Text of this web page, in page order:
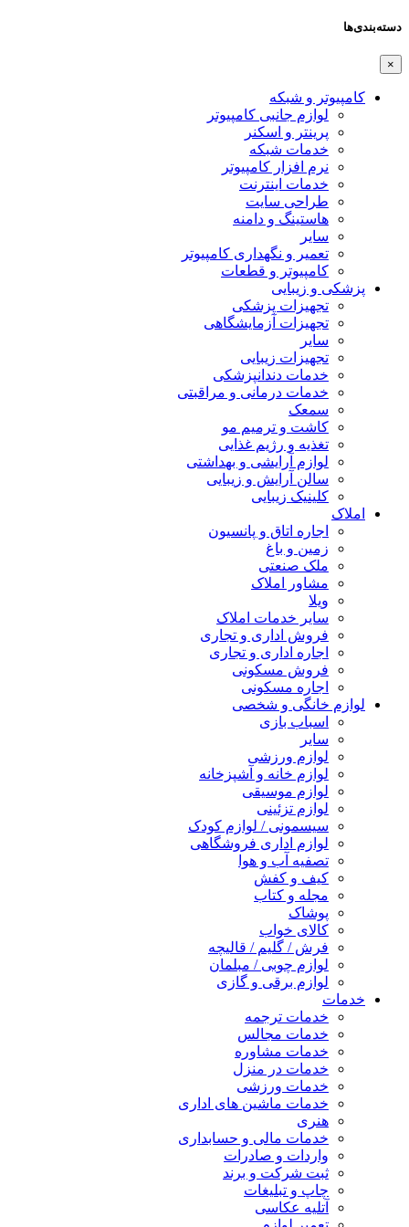
دسته‌بندی‌ها
×
کامپیوتر و شبکه
لوازم جانبی کامپیوتر
پرینتر و اسکنر
خدمات شبکه
نرم افزار کامپیوتر
خدمات اینترنت
طراحی سایت
هاستینگ و دامنه
سایر
تعمیر و نگهداری کامپیوتر
کامپیوتر و قطعات
پزشکی و زیبایی
تجهیزات پزشکی
تجهیزات آزمایشگاهی
سایر
تجهیزات زیبایی
خدمات دندانپزشکی
خدمات درمانی و مراقبتی
سمعک
کاشت و ترمیم مو
تغذیه و رژیم غذایی
لوازم آرایشی و بهداشتی
سالن آرایش و زیبایی
کلینیک زیبایی
املاک
اجاره اتاق و پانسیون
زمین و باغ
ملک صنعتی
مشاور املاک
ویلا
سایر خدمات املاک
فروش اداری و تجاری
اجاره اداری و تجاری
فروش مسکونی
اجاره مسکونی
لوازم خانگی و شخصی
اسباب بازی
سایر
لوازم ورزشی
لوازم خانه و آشپزخانه
لوازم موسیقی
لوازم تزئینی
سیسمونی / لوازم کودک
لوازم اداری فروشگاهی
تصفیه آب و هوا
کیف و کفش
مجله و کتاب
پوشاک
کالای خواب
فرش / گلیم / قالیچه
لوازم چوبی / مبلمان
لوازم برقی و گازی
خدمات
خدمات ترجمه
خدمات مجالس
خدمات مشاوره
خدمات در منزل
خدمات ورزشی
خدمات ماشین های اداری
هنری
خدمات مالی و حسابداری
واردات و صادرات
ثبت شرکت و برند
چاپ و تبلیغات
آتلیه عکاسی